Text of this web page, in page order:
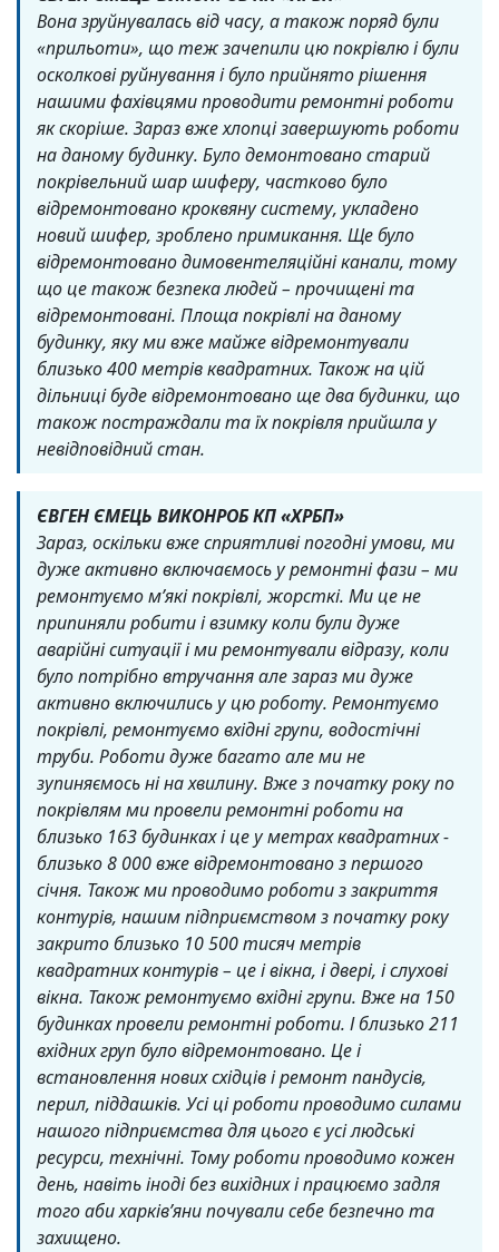
Вона зруйнувалась від часу, а також поряд були
«прильоти», що теж зачепили цю покрівлю і були
осколкові руйнування і було прийнято рішення
нашими фахівцями проводити ремонтні роботи
як скоріше. Зараз вже хлопці завершують роботи
на даному будинку. Було демонтовано старий
покрівельний шар шиферу, частково було
відремонтовано кроквяну систему, укладено
новий шифер, зроблено примикання. Ще було
відремонтовано димовентеляційні канали, тому
що це також безпека людей – прочищені та
відремонтовані. Площа покрівлі на даному
будинку, яку ми вже майже відремонтували
близько 400 метрів квадратних. Також на цій
дільниці буде відремонтовано ще два будинки, що
також постраждали та їх покрівля прийшла у
невідповідний стан.
ЄВГЕН ЄМЕЦЬ ВИКОНРОБ КП «ХРБП»
Зараз, оскільки вже сприятливі погодні умови, ми
дуже активно включаємось у ремонтні фази – ми
ремонтуємо м’які покрівлі, жорсткі. Ми це не
припиняли робити і взимку коли були дуже
аварійні ситуації і ми ремонтували відразу, коли
було потрібно втручання але зараз ми дуже
активно включились у цю роботу. Ремонтуємо
покрівлі, ремонтуємо вхідні групи, водостічні
труби. Роботи дуже багато але ми не
зупиняємось ні на хвилину. Вже з початку року по
покрівлям ми провели ремонтні роботи на
близько 163 будинках і це у метрах квадратних -
близько 8 000 вже відремонтовано з першого
січня. Також ми проводимо роботи з закриття
контурів, нашим підприємством з початку року
закрито близько 10 500 тисяч метрів
квадратних контурів – це і вікна, і двері, і слухові
вікна. Також ремонтуємо вхідні групи. Вже на 150
будинках провели ремонтні роботи. І близько 211
вхідних груп було відремонтовано. Це і
встановлення нових східців і ремонт пандусів,
перил, піддашків. Усі ці роботи проводимо силами
нашого підприємства для цього є усі людські
ресурси, технічні. Тому роботи проводимо кожен
день, навіть іноді без вихідних і працюємо задля
того аби харків’яни почували себе безпечно та
захищено.